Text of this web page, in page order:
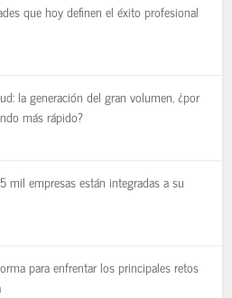
que hoy definen el éxito profesional
la generación del gran volumen, ¿por
más rápido?
mil empresas están integradas a su
para enfrentar los principales retos